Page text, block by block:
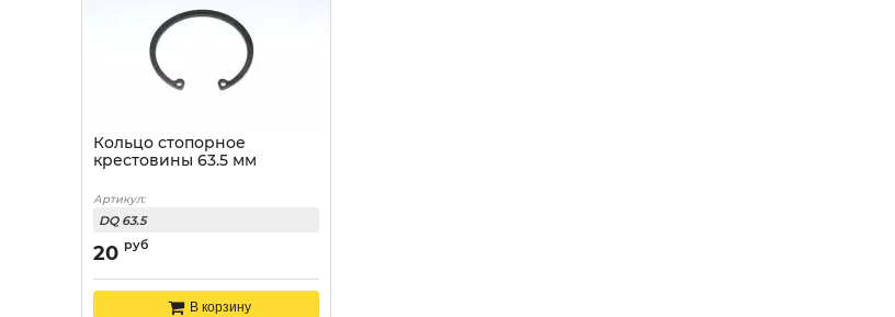
Кольцо стопорное
крестовины 63.5 мм
Артикул:
DQ 63.5
20 руб
В корзину